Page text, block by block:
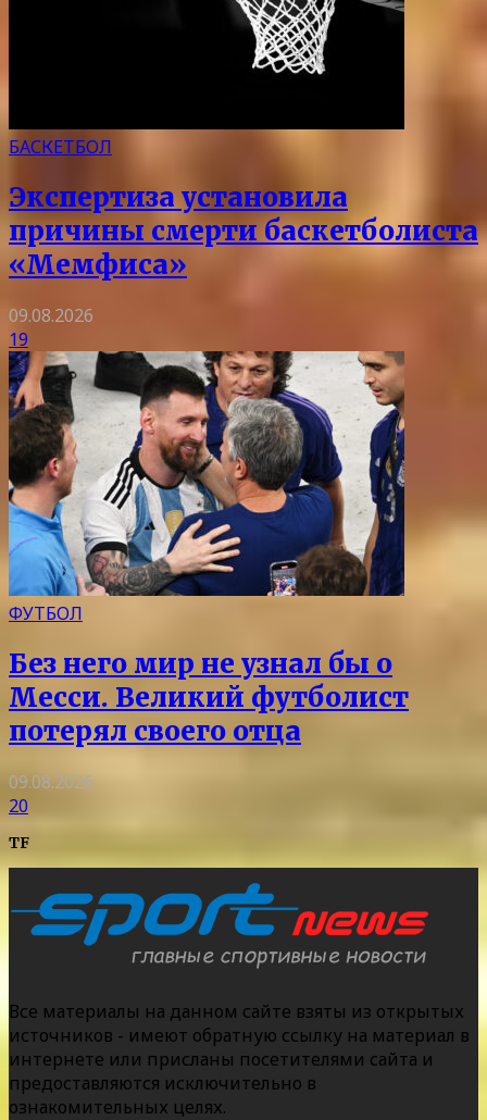
БАСКЕТБОЛ
Экспертиза установила
причины смерти баскетболиста
«Мемфиса»
09.08.2026
19
ФУТБОЛ
Без него мир не узнал бы о
Месси. Великий футболист
потерял своего отца
09.08.2026
20
TF
Все материалы на данном сайте взяты из открытых
источников - имеют обратную ссылку на материал в
интернете или присланы посетителями сайта и
предоставляются исключительно в
ознакомительных целях.